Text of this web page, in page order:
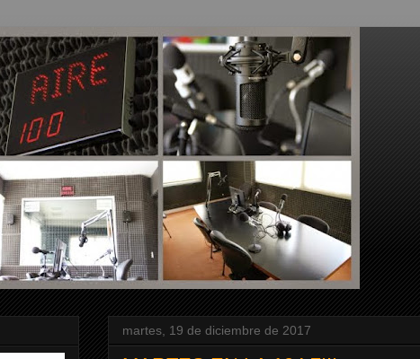
martes, 19 de diciembre de 2017